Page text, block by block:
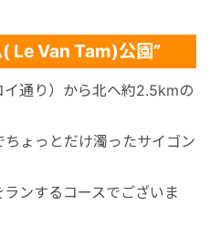
Le Van Tam)公園”
通り）から北へ約2.5kmの
ょっとだけ濁ったサイゴン
ンするコースでございま